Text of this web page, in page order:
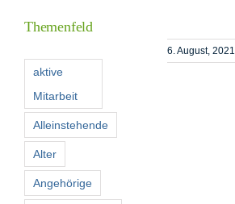
Förderer
6. August, 2021
Themenfeld
aktive
Mitarbeit
Alleinstehende
Alter
Angehörige